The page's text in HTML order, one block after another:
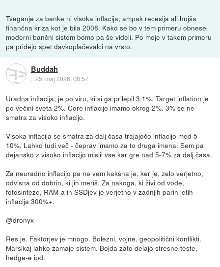
Tveganje za banke ni visoka inflacija, ampak recesija ali hujša
finančna kriza kot je bila 2008. Kako se bo v tem primeru obnesel
moderni bančni sistem bomo pa še videli. Po moje v takem primeru
pa pridejo spet davkoplačevalci na vrsto.
Buddah
::25. maj 2026, 08:57
Uradna inflacija, je po viru, ki si ga prilepil 3.1%. Target inflation je
po večini sveta 2%. Core inflacijo imamo okrog 2%. 3% se ne
smatra za visoko inflacijo.
Visoka inflacija se smatra za dalj časa trajajočo inflacijo med 5-
10%. Lahko tudi več - čeprav imamo za to druga imena. Sem pa
dejansko z visoko inflacijo mislil vse kar gre nad 5-7% za dalj časa.
Za neuradno inflacijo pa ne vem kakšna je, ker je, zelo verjetno,
odvisna od dobrin, ki jih meriš. Za nakoga, ki živi od vode,
fotosinteze, RAM-a in SSDjev je verjetno v zadnjih parih letih
inflacija 300%+.
@dronyx
Res je. Faktorjev je mnogo. Bolezni, vojne, geopolitični konflikti.
Marsikaj lahko zamaje sistem. Bojda zato delajo stresne teste,
hedge-e ipd.